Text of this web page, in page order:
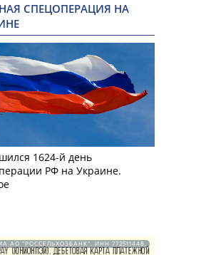
СПЕЦОПЕРАЦИЯ НА
1624-й день
РФ на Украине.
АО "РОССЕЛЬХОЗБАНК". ИНН 772511448.